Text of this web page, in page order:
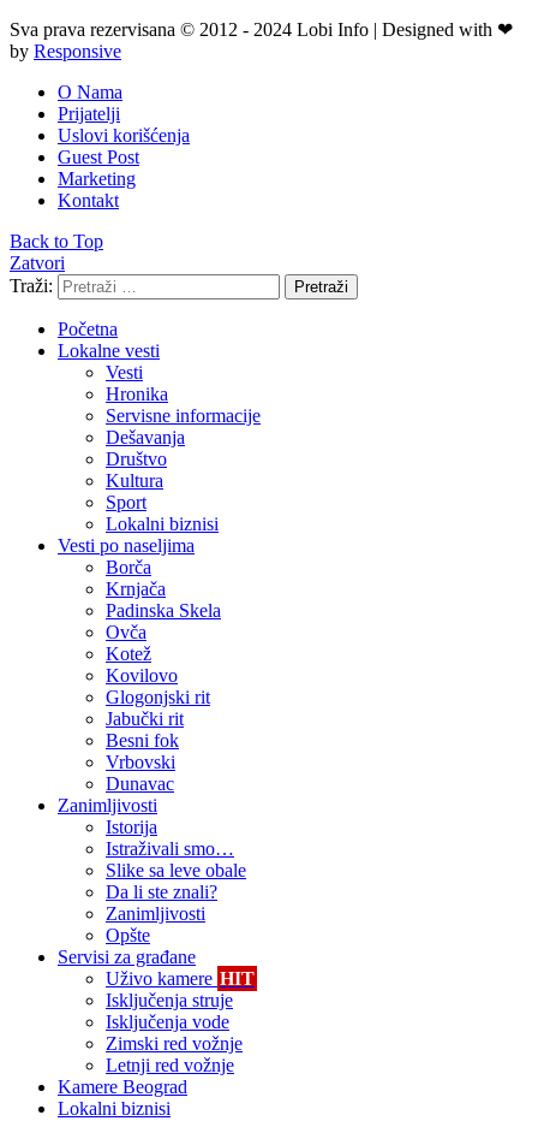
Sva prava rezervisana © 2012 - 2024 Lobi Info | Designed with ❤
by Responsive
O Nama
Prijatelji
Uslovi korišćenja
Guest Post
Marketing
Kontakt
Back to Top
Zatvori
Traži:
Pretraži
Početna
Lokalne vesti
Vesti
Hronika
Servisne informacije
Dešavanja
Društvo
Kultura
Sport
Lokalni biznisi
Vesti po naseljima
Borča
Krnjača
Padinska Skela
Ovča
Kotež
Kovilovo
Glogonjski rit
Jabučki rit
Besni fok
Vrbovski
Dunavac
Zanimljivosti
Istorija
Istraživali smo…
Slike sa leve obale
Da li ste znali?
Zanimljivosti
Opšte
Servisi za građane
Uživo kamere HIT
Isključenja struje
Isključenja vode
Zimski red vožnje
Letnji red vožnje
Kamere Beograd
Lokalni biznisi